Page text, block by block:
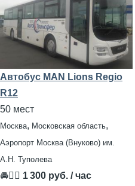
Автобус MAN Lions Regio
R12
50 мест
Москва, Московская область,
Аэропорт Москва (Внуково) им.
А.Н. Туполева
🚘👨‍✈ 1 300 руб. / час